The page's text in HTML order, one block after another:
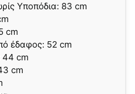
Υποπόδια: 83 cm
cm
έδαφος: 52 cm
44 cm
cm